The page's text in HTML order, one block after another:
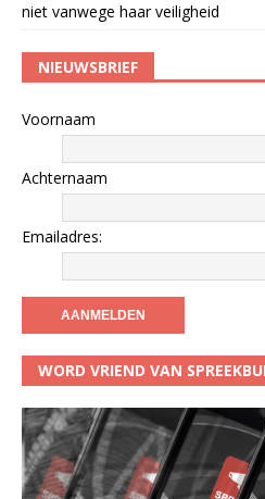
niet vanwege haar veiligheid
NIEUWSBRIEF
Voornaam
Achternaam
Emailadres:
WORD VRIEND VAN